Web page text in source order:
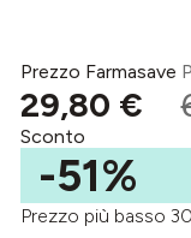
Prezzo Farmasave
29,80 €
Sconto
-51%
Prezzo più basso